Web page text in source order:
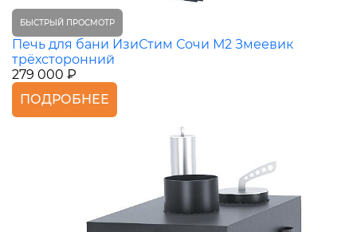
БЫСТРЫЙ ПРОСМОТР
Печь для бани ИзиСтим Сочи М2 Змеевик
трёхсторонний
279 000 ₽
ПОДРОБНЕЕ